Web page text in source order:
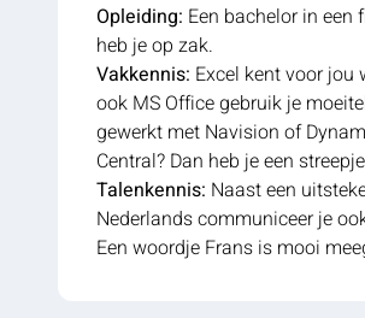
Opleiding: Een bachelor in een
heb je op zak.
Vakkennis: Excel kent voor jou
ook MS Office gebruik je
gewerkt met Navision of
Central? Dan heb je een
Talenkennis: Naast een
Nederlands communiceer je
Een woordje Frans is mooi